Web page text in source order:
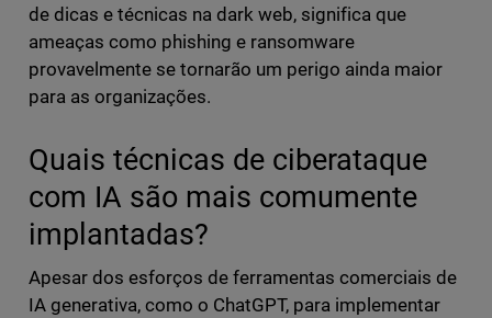
de dicas e técnicas na dark web, significa que
ameaças como phishing e ransomware
provavelmente se tornarão um perigo ainda maior
para as organizações.
Quais técnicas de ciberataque
com IA são mais comumente
implantadas?
Apesar dos esforços de ferramentas comerciais de
IA generativa, como o ChatGPT, para implementar